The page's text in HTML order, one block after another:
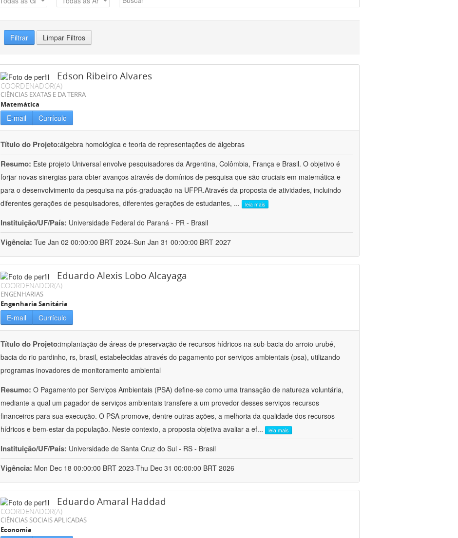
Filtrar Limpar Filtros
Edson Ribeiro Alvares
COORDENADOR(A)
CIÊNCIAS EXATAS E DA TERRA
Matemática
E-mail Currículo
Título do Projeto:álgebra homológica e teoria de representações de álgebras
Resumo: Este projeto Universal envolve pesquisadores da Argentina, Colômbia, França e Brasil. O objetivo é
forjar novas sinergias para obter avanços através de domínios de pesquisa que são cruciais em matemática e
para o desenvolvimento da pesquisa na pós-graduação na UFPR.Através da proposta de atividades, incluindo
diferentes gerações de pesquisadores, diferentes gerações de estudantes, ... leia mais
Instituição/UF/País: Universidade Federal do Paraná - PR - Brasil
Vigência: Tue Jan 02 00:00:00 BRT 2024-Sun Jan 31 00:00:00 BRT 2027
Eduardo Alexis Lobo Alcayaga
COORDENADOR(A)
ENGENHARIAS
Engenharia Sanitária
E-mail Currículo
Título do Projeto:implantação de áreas de preservação de recursos hídricos na sub-bacia do arroio urubé,
bacia do rio pardinho, rs, brasil, estabelecidas através do pagamento por serviços ambientais (psa), utilizando
programas inovadores de monitoramento ambiental
Resumo: O Pagamento por Serviços Ambientais (PSA) define-se como uma transação de natureza voluntária,
mediante a qual um pagador de serviços ambientais transfere a um provedor desses serviços recursos
financeiros para sua execução. O PSA promove, dentre outras ações, a melhoria da qualidade dos recursos
hídricos e bem-estar da população. Neste contexto, a proposta objetiva avaliar a ef... leia mais
Instituição/UF/País: Universidade de Santa Cruz do Sul - RS - Brasil
Vigência: Mon Dec 18 00:00:00 BRT 2023-Thu Dec 31 00:00:00 BRT 2026
Eduardo Amaral Haddad
COORDENADOR(A)
CIÊNCIAS SOCIAIS APLICADAS
Economia